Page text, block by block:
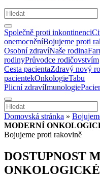
Společně proti inkontinenci
onemocněníBojujeme proti
Osobní zdravíNaše rodina
rodinyPrůvodce rodičovstvím
Cesta pacientaZdravý nový
pacientekOnkologieTabu
Plicní zdravíImunologie
Domovská stránka »
MODERNÍ
Bojujeme proti rakovině
DOSTUPNOST